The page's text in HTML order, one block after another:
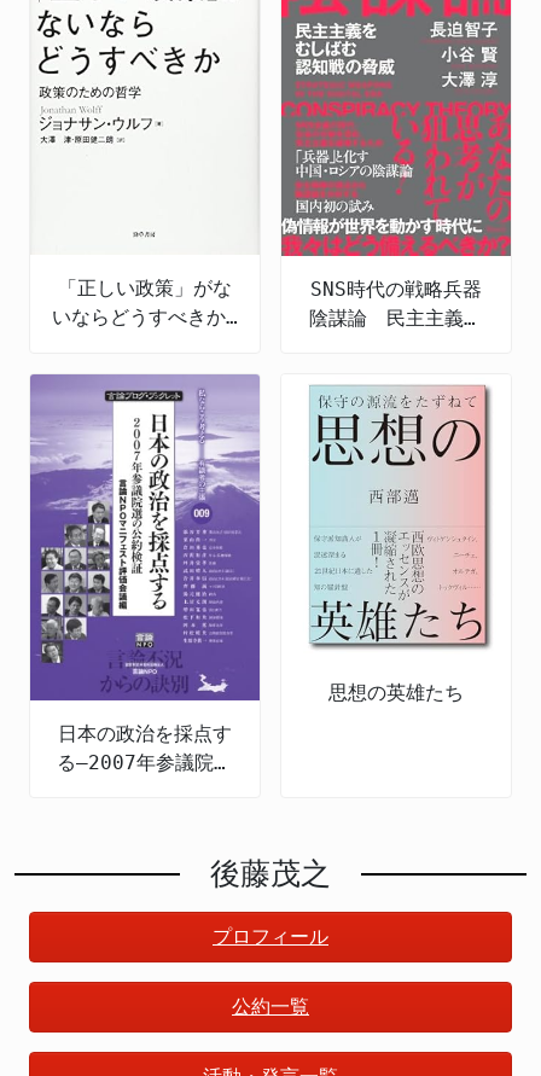
「正しい政策」がな
いならどうすべきか:
SNS時代の戦略兵器
陰謀論 民主主義を
日本の政治を採点す
る―2007年参議院選
思想の英雄たち
後藤茂之
プロフィール
公約一覧